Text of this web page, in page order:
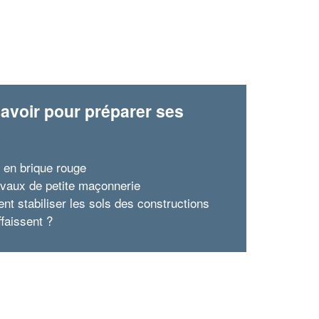
pour préparer ses
brique rouge
de petite maçonnerie
stabiliser les sols des constructions
?